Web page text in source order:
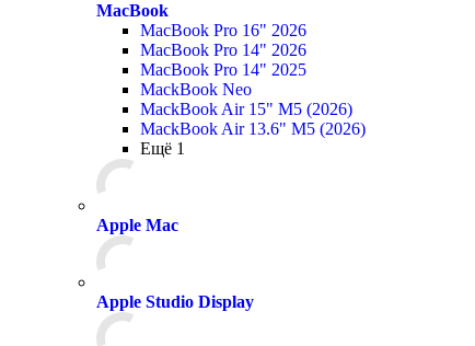
MacBook
MacBook Pro 16" 2026
MacBook Pro 14" 2026
MacBook Pro 14" 2025
MackBook Neo
MackBook Air 15" M5 (2026)
MackBook Air 13.6" M5 (2026)
Ещё 1
Apple Mac
Apple Studio Display